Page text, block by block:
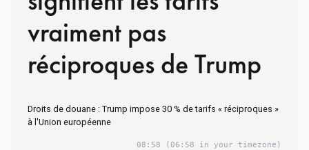
vraiment pas
réciproques de Trump
Droits de douane : Trump impose 30 % de tarifs « réciproques »
à l'Union européenne
08:58 (06:58 in your timezone)